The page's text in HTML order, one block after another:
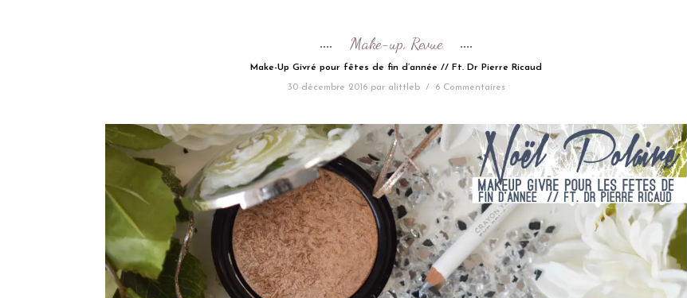
Make-up, Revue
Make-Up Givré pour fêtes de fin d’année // Ft. Dr Pierre Ricaud
30 décembre 2016 par alittleb / 6 Commentaires